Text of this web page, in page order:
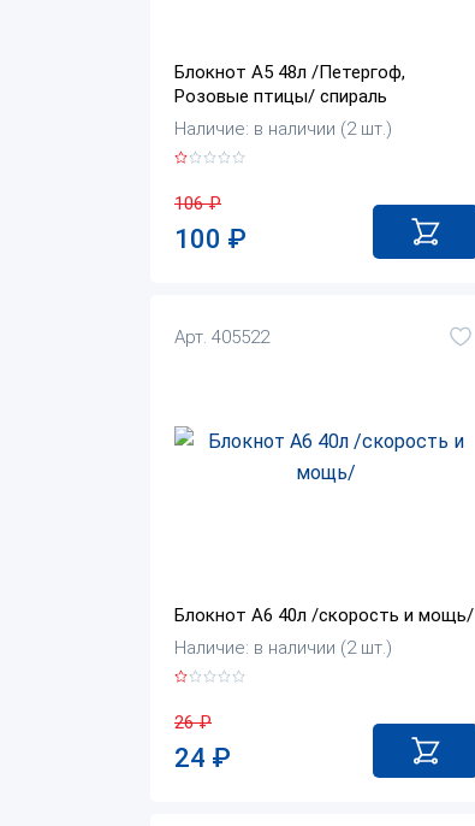
Блокнот А5 48л /Петергоф,
Розовые птицы/ спираль
Наличие: в наличии (2 шт.)
106₽
100 ₽
Арт. 405522
Блокнот А6 40л /скорость и мощь/
Наличие: в наличии (2 шт.)
26₽
24 ₽